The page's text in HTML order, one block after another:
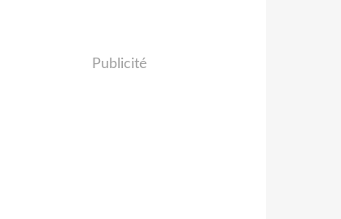
Publicité